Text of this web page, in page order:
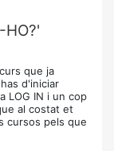
HO?'
que ja
d'iniciar
LOG IN i un cop
al costat et
cursos pels que